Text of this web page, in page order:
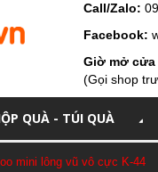
Call/Zalo:
Facebook:
Giờ mở cửa
(Gọi shop
QUÀ - TÚI QUÀ
mini lông vũ vô cực K-44